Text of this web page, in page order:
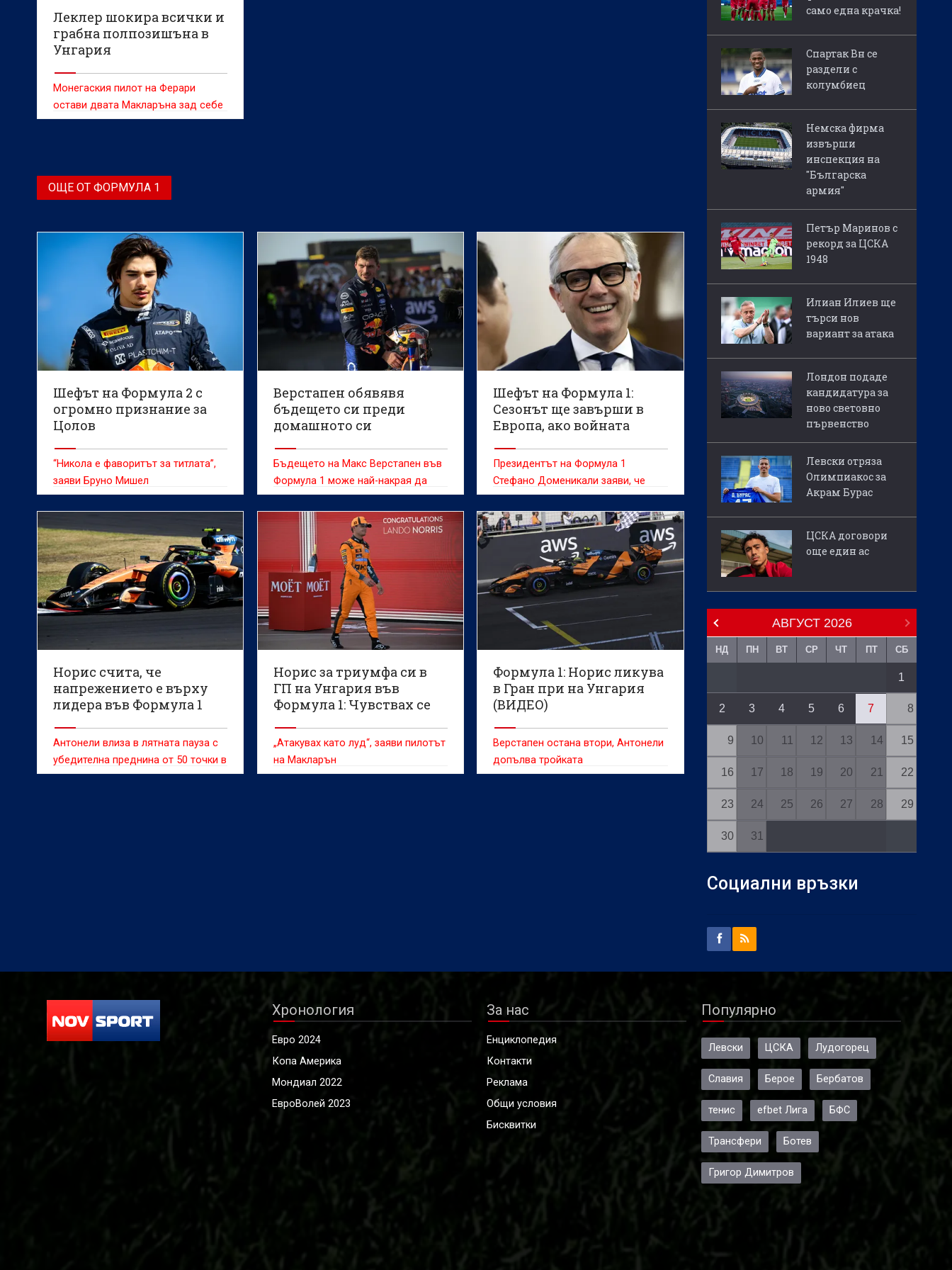
Леклер шокира всички и
грабна полпозишъна в
Унгария
Монегаския пилот на Ферари
остави двата Макларъна зад себе
си
ОЩЕ ОТ ФОРМУЛА 1
Шефът на Формула 2 с
огромно признание за
Цолов
“Никола е фаворитът за титлата”,
заяви Бруно Мишел
Верстапен обявявя
бъдещето си преди
домашното си
Бъдещето на Макс Верстапен във
Формула 1 може най-накрая да
бъде окончателно потвърдено по
време на състезателния уикенд за
Гран При на Нидерландия на
пистата "Зандворт", смята бившият
нидерландски пилот Роберт
Доорнбос
Шефът на Формула 1:
Сезонът ще завърши в
Европа, ако войната
Президентът на Формула 1
Стефано Доменикали заяви, че
шампионатът през 2026-a ще
приключи в Европа, ако
конфликтът в Близкия изток
направи невъзможно
провеждането на състезанията в
Катар и Абу Даби
Норис счита, че
напрежението е върху
лидера във Формула 1
Антонели влиза в лятната пауза с
убедителна преднина от 50 точки в
генералното класиране
Норис за триумфа си в
ГП на Унгария във
Формула 1: Чувствах се
„Атакувах като луд“, заяви пилотът
на Макларън
Формула 1: Норис ликува
в Гран при на Унгария
(ВИДЕО)
Верстапен остана втори, Антонели
допълва тройката
само една крачка!
Спартак Вн се
раздели с
колумбиец
Немска фирма
извърши
инспекция на
"Българска
армия"
Петър Маринов с
рекорд за ЦСКА
1948
Илиан Илиев ще
търси нов
вариант за атака
Лондон подаде
кандидатура за
ново световно
първенство
Левски отряза
Олимпиакос за
Акрам Бурас
ЦСКА договори
още един ас
АВГУСТ 2026
НД ПН ВТ СР ЧТ ПТ СБ
1
2 3 4 5 6 7 8
9 10 11 12 13 14 15
16 17 18 19 20 21 22
23 24 25 26 27 28 29
30 31
Социални връзки
Хронология
Евро 2024
Копа Америка
Мондиал 2022
ЕвроВолей 2023
За нас
Енциклопедия
Контакти
Реклама
Общи условия
Бисквитки
Популярно
Левски ЦСКА Лудогорец
Славия Берое Бербатов
тенис efbet Лига БФС
Трансфери Ботев
Григор Димитров